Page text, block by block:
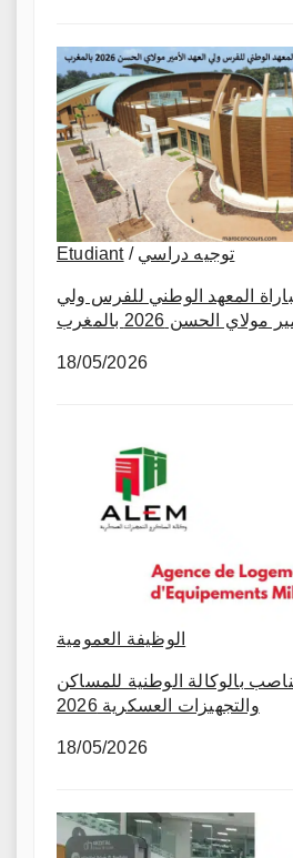
Etudiant/ توجيه دراسي
المعهد الوطني للفرس ولي
الحسن 2026 بالمغرب
18/05/2026
الوظيفة العمومية
توظيف 7 مناصب بالوكالة الوطنية للمساكن
والتجهيزات العسكرية 2026
18/05/2026